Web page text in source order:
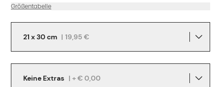
Größentabelle
21 x 30 cm | 19,95 €
Keine Extras | + € 0,00